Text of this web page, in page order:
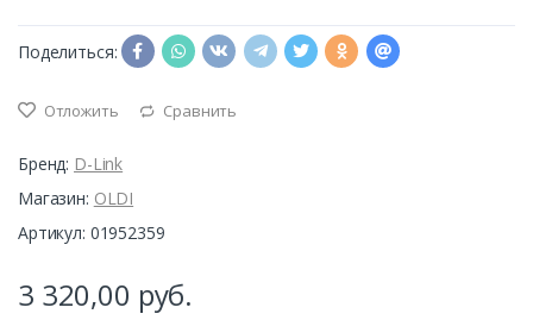
Поделиться:
Отложить Сравнить
Бренд: D-Link
Магазин: OLDI
Артикул: 01952359
3 320,00 руб.